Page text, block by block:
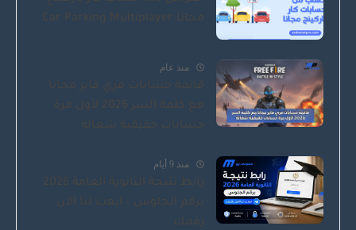
مجانا Car Parking Multiplayer
منذ عام
قائمة حسابات فري فاير مجانا
مع كلمة السر 2026 لأول مرة
حسابات حقيقية شغالة
منذ 9 أيام
رابط نتيجة الثانوية العامة 2026
برقم الجلوس – ابعت لنا الان
رقمك